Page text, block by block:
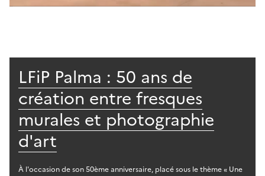
LFiP Palma : 50 ans de
création entre fresques
murales et photographie
d'art
À l'occasion de son 50ème anniversaire, placé sous le thème « Une